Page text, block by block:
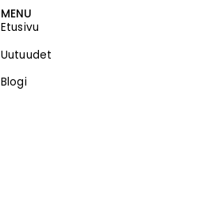
MENU
Etusivu
Uutuudet
Blogi